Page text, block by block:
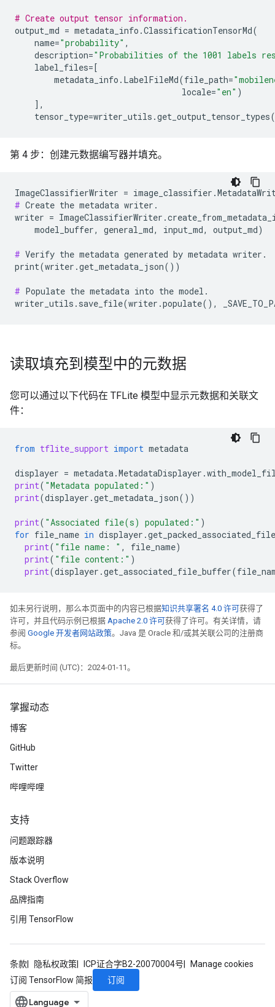
# Create output tensor information.
output_md = metadata_info .ClassificationTensorMd(
name="probability" ,
description="Probabilities of the 1001 labels
label_files=[
metadata_info . LabelFileMd(file_path=
locale="en" )
],
tensor_type=writer_utils .get_output_tensor_types(
第 4 步：创建元数据编写器并填充。
# Create the metadata writer.
writer =
    model_buffer, general_md, input_md, output_md)
# Verify the metadata generated by metadata writer.
print(writer.get_metadata_json())
# Populate the metadata into the model.
读取填充到模型中的元数据
您可以通过以下代码在 TFLite 模型中显示元数据和关联文
件：
from tflite_support import metadata
displayer = metadata.MetadataDisplayer .
print( "Metadata populated:" )
print(displayer .get_metadata_json())
print( "Associated file(s) populated:" )
for file_name in displayer .
print( "file name: " , file_name)
print( "file content:" )
print(displayer .get_associated_file_buffer(
如未另行说明，那么本页面中的内容已根据知识共享署名 4.0 许可获得了
许可，并且代码示例已根据 Apache 2.0 许可获得了许可。有关详情，请
参阅 Google 开发者网站政策。Java 是 Oracle 和/或其关联公司的注册商
标。
最后更新时间 (UTC)：2024-01-11。
掌握动态
博客
GitHub
Twitter
哔哩哔哩
支持
问题跟踪器
版本说明
Stack Overflow
品牌指南
引用 TensorFlow
条款 隐私权政策 ICP证合字B2-20070004号
Manage cookies
订阅 TensorFlow 简报
订阅